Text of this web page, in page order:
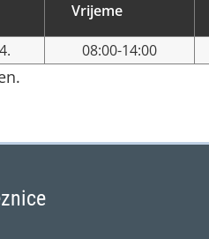
Vrijeme
08:00-14:00